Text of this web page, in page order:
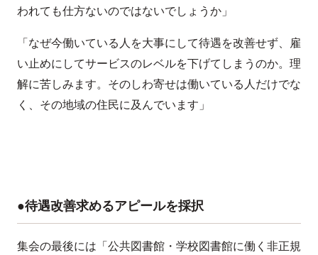
われても仕方ないのではないでしょうか」
「なぜ今働いている人を大事にして待遇を改善せず、雇
い止めにしてサービスのレベルを下げてしまうのか。理
解に苦しみます。そのしわ寄せは働いている人だけでな
く、その地域の住民に及んでいます」
●待遇改善求めるアピールを採択
集会の最後には「公共図書館・学校図書館に働く非正規